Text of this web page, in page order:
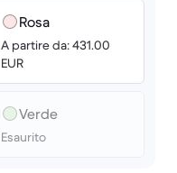
Rosa
A partire da: 431.00
EUR
Verde
Esaurito